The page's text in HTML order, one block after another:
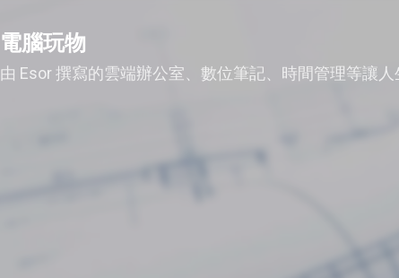
電腦玩物
由 Esor 撰寫的雲端辦公室、數位筆記、時間管理等讓